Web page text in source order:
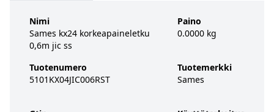
Nimi
Sames kx24 korkeapaineletku
0,6m jic ss
Tuotenumero
5101KX04JIC006RST
Paino
0.0000 kg
Tuotemerkki
Sames